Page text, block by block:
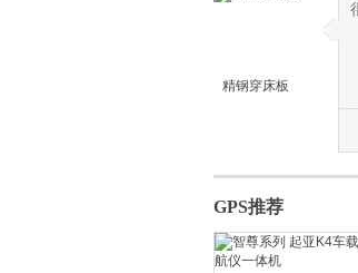
精钢穿床板
◆
◆
GPS推荐